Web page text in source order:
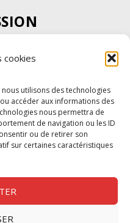
cookies
utilisons des technologies
accéder aux informations des
nous permettra de
de navigation ou les ID
ou de retirer son
sur certaines caractéristiques